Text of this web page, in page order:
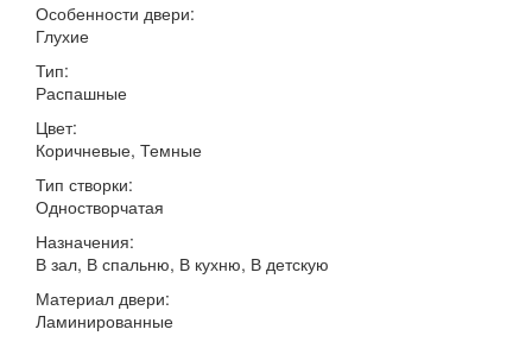
Особенности двери:
Глухие
Тип:
Распашные
Цвет:
Коричневые, Темные
Тип створки:
Одностворчатая
Назначения:
В зал, В спальню, В кухню, В детскую
Материал двери:
Ламинированные